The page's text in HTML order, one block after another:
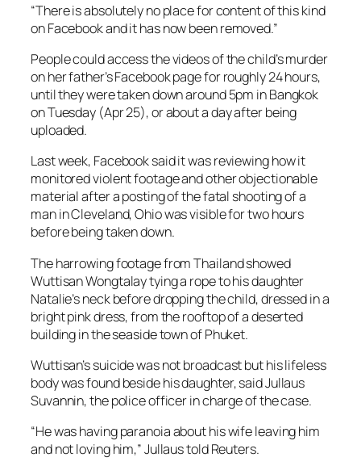
“There is absolutely no place for content of this kind
on Facebook and it has now been removed.”
People could access the videos of the child’s murder
on her father’s Facebook page for roughly 24 hours,
until they were taken down around 5pm in Bangkok
on Tuesday (Apr 25), or about a day after being
uploaded.
Last week, Facebook said it was reviewing how it
monitored violent footage and other objectionable
material after a posting of the fatal shooting of a
man in Cleveland, Ohio was visible for two hours
before being taken down.
The harrowing footage from Thailand showed
Wuttisan Wongtalay tying a rope to his daughter
Natalie’s neck before dropping the child, dressed in a
bright pink dress, from the rooftop of a deserted
building in the seaside town of Phuket.
Wuttisan’s suicide was not broadcast but his lifeless
body was found beside his daughter, said Jullaus
Suvannin, the police officer in charge of the case.
“He was having paranoia about his wife leaving him
and not loving him,” Jullaus told Reuters.